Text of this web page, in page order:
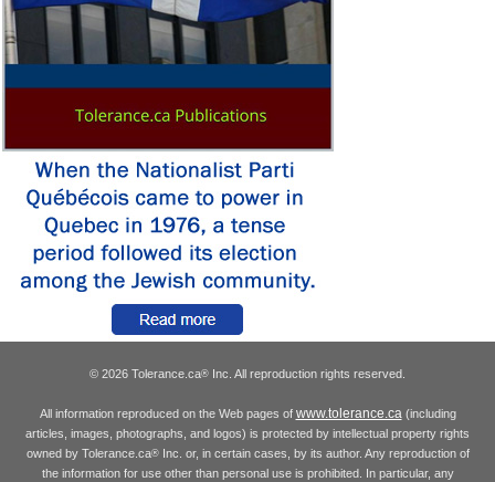
© 2026 Tolerance.ca® Inc. All reproduction rights reserved.
All information reproduced on the Web pages of www.tolerance.ca (including
articles, images, photographs, and logos) is protected by intellectual property rights
owned by Tolerance.ca®Inc. or, in certain cases, by its author. Any reproduction of
the information for use other than personal use is prohibited. In particular, any